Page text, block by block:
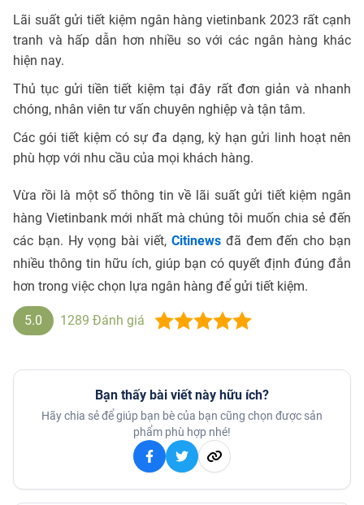
Lãi suất gửi tiết kiệm ngân hàng vietinbank 2023 rất cạnh
tranh và hấp dẫn hơn nhiều so với các ngân hàng khác
hiện nay.
Thủ tục gửi tiền tiết kiệm tại đây rất đơn giản và nhanh
chóng, nhân viên tư vấn chuyên nghiệp và tận tâm.
Các gói tiết kiệm có sự đa dạng, kỳ hạn gửi linh hoạt nên
phù hợp với nhu cầu của mọi khách hàng.
Vừa rồi là một số thông tin về lãi suất gửi tiết kiệm ngân
hàng Vietinbank mới nhất mà chúng tôi muốn chia sẻ đến
các bạn. Hy vọng bài viết, Citinews đã đem đến cho bạn
nhiều thông tin hữu ích, giúp bạn có quyết định đúng đắn
hơn trong việc chọn lựa ngân hàng để gửi tiết kiệm.
5.0 1289 Đánh giá
Bạn thấy bài viết này hữu ích?
Hãy chia sẻ để giúp bạn bè của bạn cũng chọn được sản
phẩm phù hợp nhé!